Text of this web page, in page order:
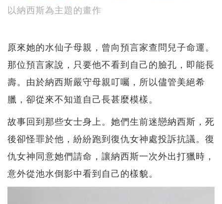
以納西斯為主題的畫作
原來她的水仙子母親，曾向預言家查問兒子命運。
那位預言家說，只要他不看到自己的臉孔，即能長
壽。由於納西斯嚴守母親叮囑，所以儘管美絕希
臘，卻從來不知道自己長甚麼模樣。
故事回到那些女士身上。她們生前迷戀納西斯，死
後卻怪罪於他，紛紛跑到復仇女神處投訴抗議。復
仇女神同意她們請命，讓納西斯一次外出打獵時，
意外從池水倒影中看到自己的樣貌。